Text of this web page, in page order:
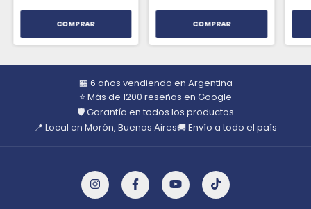
COMPRAR
🏪 6 años vendiendo en Argentina
⭐ Más de 1200 reseñas en Google
🛡️ Garantía en todos los productos
📍 Local en Morón, Buenos Aires🚚 Envío a todo el país